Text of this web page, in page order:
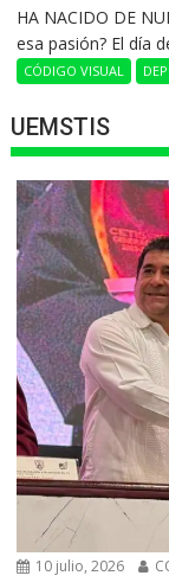
HA NACIDO DE
esa pasión? El día
CÓDIGO VISUAL
UEMSTIS
10 julio, 2026